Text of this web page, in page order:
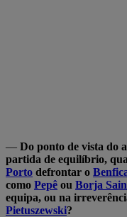
— Do ponto de vista do
partida de equilíbrio,
Porto defrontar o
como Pepê ou Borja
equipa, ou na
Pietuszewski?